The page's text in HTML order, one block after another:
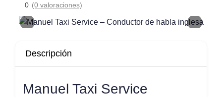
0 (0 valoraciones)
Descripción
Manuel Taxi Service